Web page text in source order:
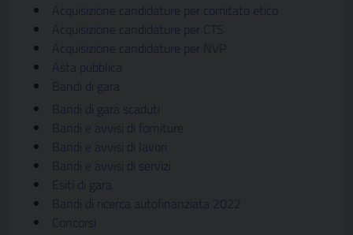
Acquisizione candidature per comitato etico
Acquisizione candidature per CTS
Acquisizione candidature per NVP
Asta pubblica
Bandi di gara
Bandi di gara scaduti
Bandi e avvisi di forniture
Bandi e avvisi di lavori
Bandi e avvisi di servizi
Esiti di gara
Bandi di ricerca autofinanziata 2022
Concorsi